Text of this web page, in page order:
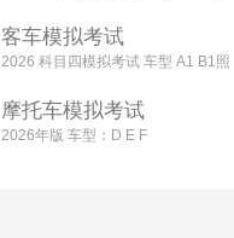
客车模拟考试
2026 科目四模拟考试 车型 A1 B1照
摩托车模拟考试
2026年版 车型：D E F